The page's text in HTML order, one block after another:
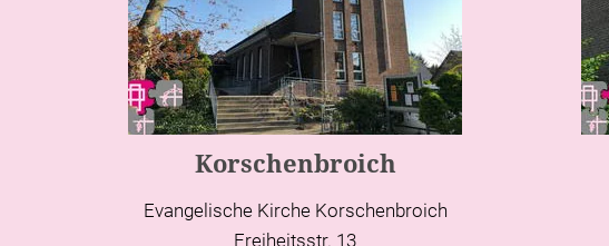
Korschenbroich
Evangelische Kirche Korschenbroich
Freiheitsstr. 13